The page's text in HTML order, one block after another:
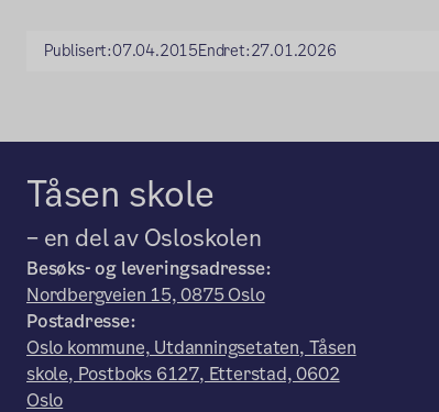
Publisert:07.04.2015Endret:27.01.2026
Tåsen skole
– en del av Osloskolen
Besøks- og leveringsadresse:
Nordbergveien 15, 0875 Oslo
Postadresse:
Oslo kommune, Utdanningsetaten, Tåsen
skole, Postboks 6127, Etterstad, 0602
Oslo